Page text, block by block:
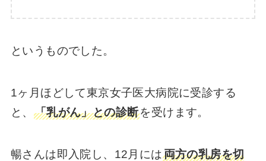
というものでした。
1ヶ月ほどして東京女子医大病院に受診する
と、 「乳がん」との診断を受けます。
暢さんは即入院し、12月には両方の乳房を切